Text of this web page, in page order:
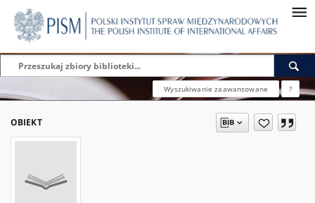
Wyszukiwanie zaawansowane ?
OBIEKT